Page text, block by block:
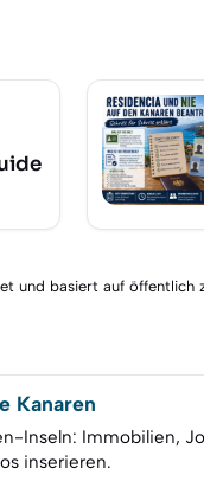
und basiert auf öffentlich
Kanaren
Inseln: Immobilien,
inserieren.